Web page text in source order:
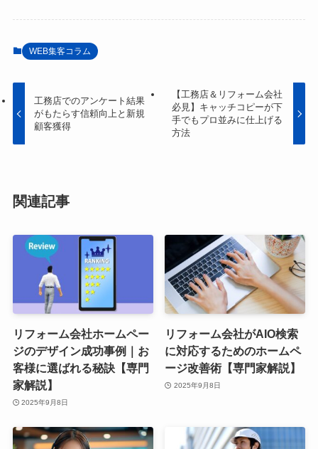
WEB集客コラム
工務店でのアンケート結果
がもたらす信頼向上と新規
顧客獲得
【工務店＆リフォーム会社
必見】キャッチコピーが下
手でもプロ並みに仕上げる
方法
関連記事
リフォーム会社ホームペー
ジのデザイン成功事例｜お
客様に選ばれる秘訣【専門
家解説】
2025年9月8日
リフォーム会社がAIO検索
に対応するためのホームペ
ージ改善術【専門家解説】
2025年9月8日